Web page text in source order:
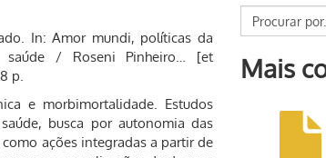
In: Amor mundi, políticas da
/ Roseni Pinheiro… [et
p.
e morbimortalidade. Estudos
busca por autonomia das
ações integradas a partir de
Mais